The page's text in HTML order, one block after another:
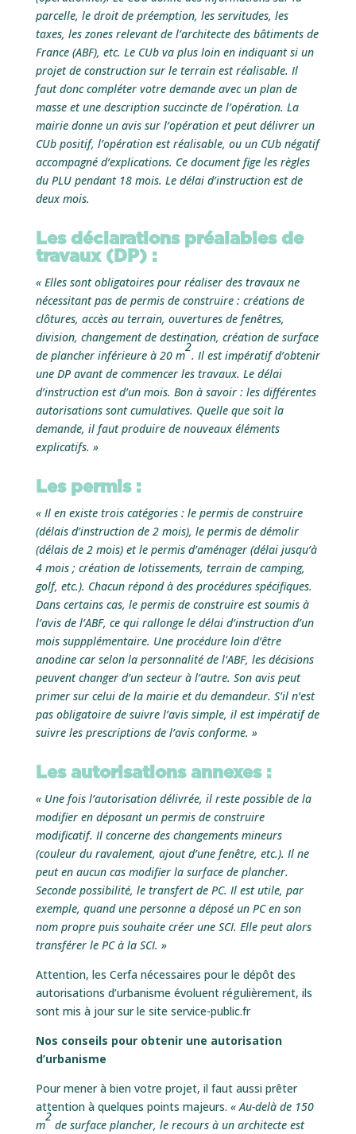
parcelle, le droit de préemption, les servitudes, les
taxes, les zones relevant de l’architecte des bâtiments de
France (ABF), etc. Le CUb va plus loin en indiquant si un
projet de construction sur le terrain est réalisable. Il
faut donc compléter votre demande avec un plan de
masse et une description succincte de l’opération. La
mairie donne un avis sur l’opération et peut délivrer un
CUb positif, l’opération est réalisable, ou un CUb négatif
accompagné d’explications. Ce document fige les règles
du PLU pendant 18 mois. Le délai d’instruction est de
deux mois.
Les déclarations préalables de
travaux (DP) :
« Elles sont obligatoires pour réaliser des travaux ne
nécessitant pas de permis de construire : créations de
clôtures, accès au terrain, ouvertures de fenêtres,
division, changement de destination, création de surface
de plancher inférieure à 20 m
2
. Il est impératif d’obtenir
une DP avant de commencer les travaux. Le délai
d’instruction est d’un mois. Bon à savoir : les différentes
autorisations sont cumulatives. Quelle que soit la
demande, il faut produire de nouveaux éléments
explicatifs. »
Les permis :
« Il en existe trois catégories : le permis de construire
(délais d’instruction de 2 mois), le permis de démolir
(délais de 2 mois) et le permis d’aménager (délai jusqu’à
4 mois ; création de lotissements, terrain de camping,
golf, etc.). Chacun répond à des procédures spécifiques.
Dans certains cas, le permis de construire est soumis à
l’avis de l’ABF, ce qui rallonge le délai d’instruction d’un
mois suppplémentaire. Une procédure loin d’être
anodine car selon la personnalité de l’ABF, les décisions
peuvent changer d’un secteur à l’autre. Son avis peut
primer sur celui de la mairie et du demandeur. S’il n’est
pas obligatoire de suivre l’avis simple, il est impératif de
suivre les prescriptions de l’avis conforme. »
Les autorisations annexes :
« Une fois l’autorisation délivrée, il reste possible de la
modifier en déposant un permis de construire
modificatif. Il concerne des changements mineurs
(couleur du ravalement, ajout d’une fenêtre, etc.). Il ne
peut en aucun cas modifier la surface de plancher.
Seconde possibilité, le transfert de PC. Il est utile, par
exemple, quand une personne a déposé un PC en son
nom propre puis souhaite créer une SCI. Elle peut alors
transférer le PC à la SCI. »
Attention, les Cerfa nécessaires pour le dépôt des
autorisations d’urbanisme évoluent régulièrement, ils
sont mis à jour sur le site service-public.fr
Nos conseils pour obtenir une autorisation
d’urbanisme
Pour mener à bien votre projet, il faut aussi prêter
attention à quelques points majeurs. « Au-delà de 150
m
2
de surface plancher, le recours à un architecte est